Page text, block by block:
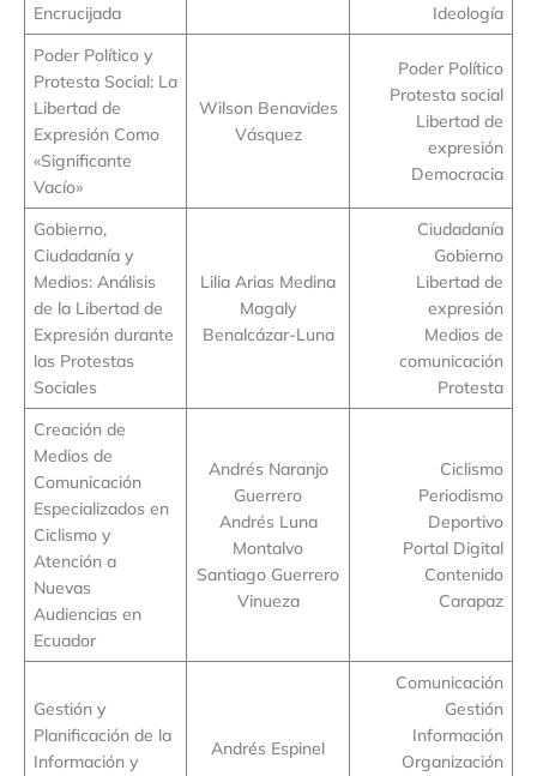
Encrucijada Ideología
Poder Político y
Protesta Social: La
Libertad de
Expresión Como
«Significante
Vacío»
Wilson Benavides
Vásquez
Poder Político
Protesta social
Libertad de
expresión
Democracia
Gobierno,
Ciudadanía y
Medios: Análisis
de la Libertad de
Expresión durante
las Protestas
Sociales
Lilia Arias Medina
Magaly
Benalcázar-Luna
Ciudadanía
Gobierno
Libertad de
expresión
Medios de
comunicación
Protesta
Creación de
Medios de
Comunicación
Especializados en
Ciclismo y
Atención a
Nuevas
Audiencias en
Ecuador
Andrés Naranjo
Guerrero
Andrés Luna
Montalvo
Santiago Guerrero
Vinueza
Ciclismo
Periodismo
Deportivo
Portal Digital
Contenido
Carapaz
Gestión y
Planificación de la
Información y
Andrés Espinel
Comunicación
Gestión
Información
Organización